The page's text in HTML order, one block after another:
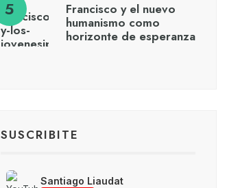
Francisco y el nuevo
humanismo como
horizonte de esperanza
SUSCRIBITE
Santiago Liaudat